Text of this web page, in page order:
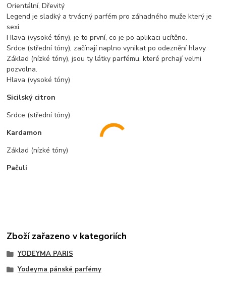
Orientální, Dřevitý
Legend je sladký a trvácný parfém pro záhadného muže který je
sexi.
Hlava (vysoké tóny), je to první, co je po aplikaci ucítěno.
Srdce (střední tóny), začínají naplno vynikat po odeznění hlavy.
Základ (nízké tóny), jsou ty látky parfému, které prchají velmi
pozvolna.
Hlava (vysoké tóny)
Sicilský citron
Srdce (střední tóny)
Kardamon
Základ (nízké tóny)
Pačuli
Zboží zařazeno v kategoriích
YODEYMA PARIS
Yodeyma pánské parfémy